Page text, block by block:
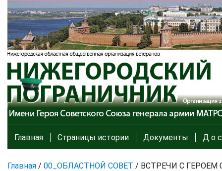
Главная Страницы истории Документы Д о с
Главная / 00_ОБЛАСТНОЙ СОВЕТ / ВСТРЕЧИ С